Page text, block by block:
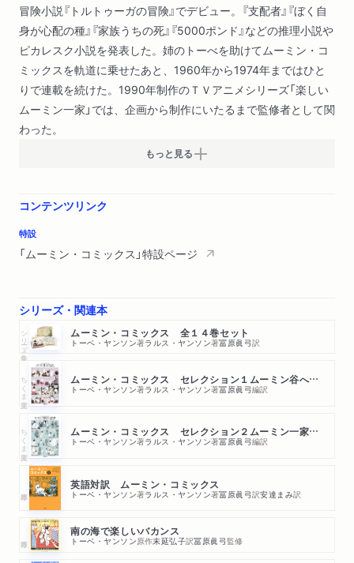
冒険小説『トルトゥーガの冒険』でデビュー。『支配者』『ぼく自
身が心配の種』『家族うちの死』『5000ポンド』などの推理小説や
ピカレスク小説を発表した。姉のトーべを助けてムーミン・コ
ミックスを軌道に乗せたあと、1960年から1974年まではひと
りで連載を続けた。1990年制作のＴＶアニメシリーズ「楽しい
ムーミン一家」では、企画から制作にいたるまで監修者として関
わった。
もっと見る
コンテンツリンク
特設
「ムーミン・コミックス」特設ページ
シリーズ・関連本
シリーズ・全集 ムーミン・コミックス 全１４巻セット
トーベ・ヤンソン著ラルス・ヤンソン著冨原眞弓訳
ちくま文庫 ムーミン・コミックス セレクション１ムーミン谷へようこそ
トーベ・ヤンソン著ラルス・ヤンソン著冨原眞弓編訳
ちくま文庫 ムーミン・コミックス セレクション２ムーミン一家のふしぎな旅
トーベ・ヤンソン著ラルス・ヤンソン著冨原眞弓編訳
英語対訳 ムーミン・コミックス
トーベ・ヤンソン著ラルス・ヤンソン著冨原眞弓訳安達まみ訳
南の海で楽しいバカンス
トーベ・ヤンソン原作末延弘子訳冨原眞弓監修